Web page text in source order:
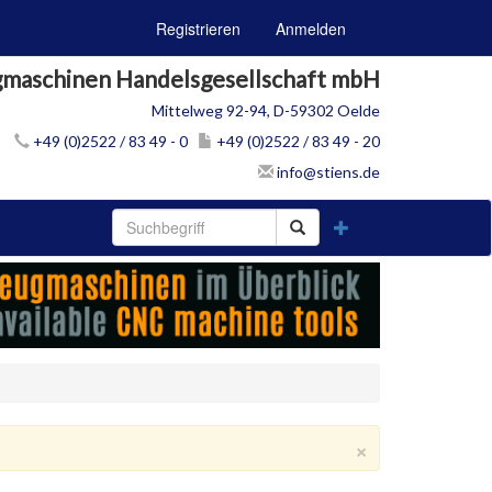
Registrieren Anmelden
Handelsgesellschaft mbH
Mittelweg 92-94, D-59302 Oelde
+49 (0)2522 / 83 49 - 0
+49 (0)2522 / 83 49 - 20
info@stiens.de
×